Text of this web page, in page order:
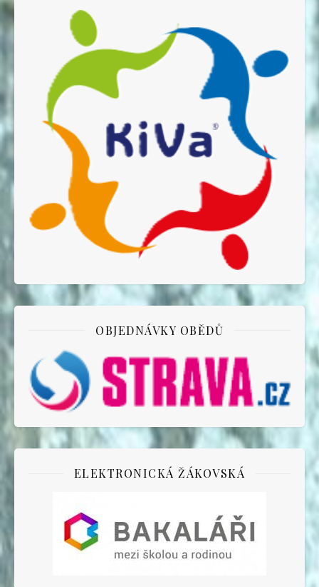
OBJEDNÁVKY OBĚDŮ
ELEKTRONICKÁ ŽÁKOVSKÁ